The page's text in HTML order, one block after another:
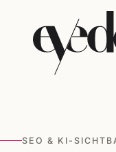
SEO & KI-